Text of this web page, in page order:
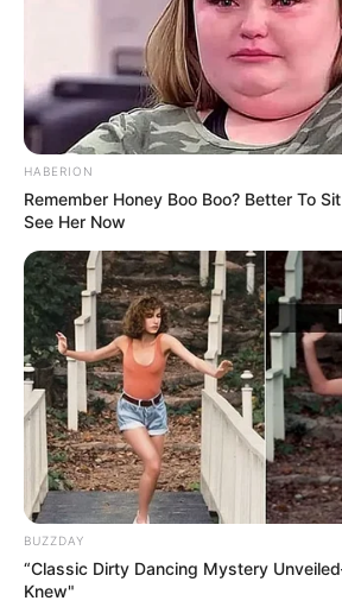
HABERION
Remember Honey Boo Boo? Better To
See Her Now
BUZZDAY
“Classic Dirty Dancing Mystery
Knew"